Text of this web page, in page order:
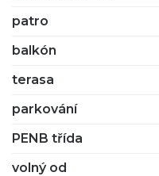
patro
balkón
terasa
parkování
PENB třída
volný od